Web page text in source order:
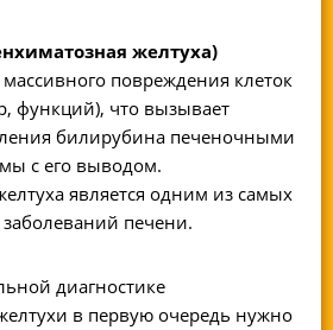
желтуха)
повреждения клеток
функций), что вызывает
билирубина печеночными
с его выводом.
является одним из самых
печени.
диагностике
в первую очередь нужно